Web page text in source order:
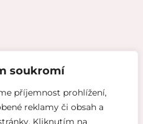
soukromí
příjemnost prohlížení,
reklamy či obsah a
Kliknutím na